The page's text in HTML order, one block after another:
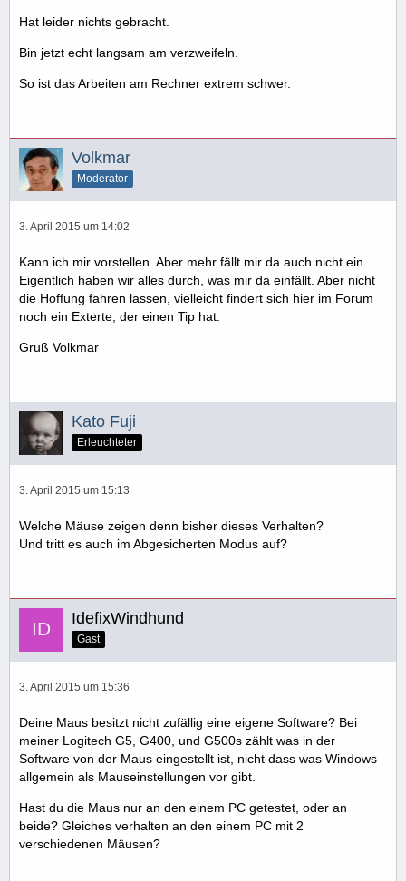
Hat leider nichts gebracht.
Bin jetzt echt langsam am verzweifeln.
So ist das Arbeiten am Rechner extrem schwer.
Volkmar
Moderator
3. April 2015 um 14:02
Kann ich mir vorstellen. Aber mehr fällt mir da auch nicht ein.
Eigentlich haben wir alles durch, was mir da einfällt. Aber nicht
die Hoffung fahren lassen, vielleicht findert sich hier im Forum
noch ein Exterte, der einen Tip hat.
Gruß Volkmar
Kato Fuji
Erleuchteter
3. April 2015 um 15:13
Welche Mäuse zeigen denn bisher dieses Verhalten?
Und tritt es auch im Abgesicherten Modus auf?
IdefixWindhund
Gast
3. April 2015 um 15:36
Deine Maus besitzt nicht zufällig eine eigene Software? Bei
meiner Logitech G5, G400, und G500s zählt was in der
Software von der Maus eingestellt ist, nicht dass was Windows
allgemein als Mauseinstellungen vor gibt.
Hast du die Maus nur an den einem PC getestet, oder an
beide? Gleiches verhalten an den einem PC mit 2
verschiedenen Mäusen?